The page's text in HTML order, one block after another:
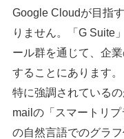
Google Cloudが目指
りません。「G Suite
ール群を通じて、企
することにあります。
特に強調されている
mailの「スマートリ
の自然言語でのグラ